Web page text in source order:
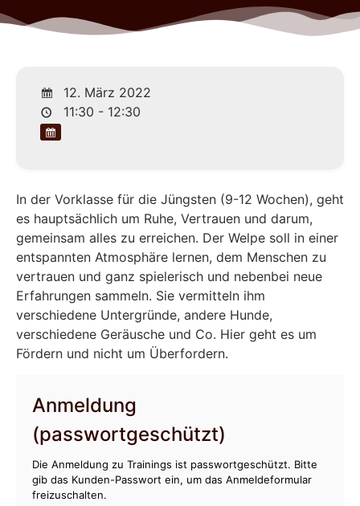
12. März 2022
11:30 - 12:30
In der Vorklasse für die Jüngsten (9-12 Wochen), geht
es hauptsächlich um Ruhe, Vertrauen und darum,
gemeinsam alles zu erreichen. Der Welpe soll in einer
entspannten Atmosphäre lernen, dem Menschen zu
vertrauen und ganz spielerisch und nebenbei neue
Erfahrungen sammeln. Sie vermitteln ihm
verschiedene Untergründe, andere Hunde,
verschiedene Geräusche und Co. Hier geht es um
Fördern und nicht um Überfordern.
Anmeldung
(passwortgeschützt)
Die Anmeldung zu Trainings ist passwortgeschützt. Bitte
gib das Kunden-Passwort ein, um das Anmeldeformular
freizuschalten.